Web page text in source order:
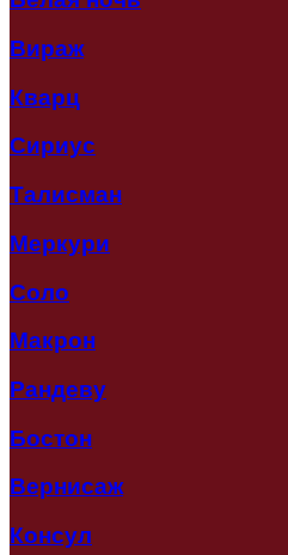
Вираж
Кварц
Сириус
Талисман
Меркури
Соло
Макрон
Рандеву
Бостон
Вернисаж
Консул